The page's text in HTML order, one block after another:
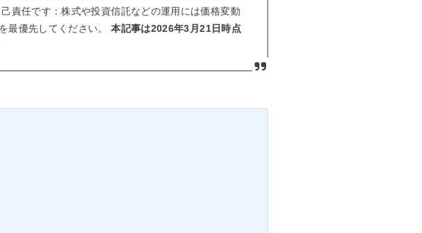
責任です：株式や投資信託などの運用には価格変動
最優先してください。本記事は2026年3月21日時点